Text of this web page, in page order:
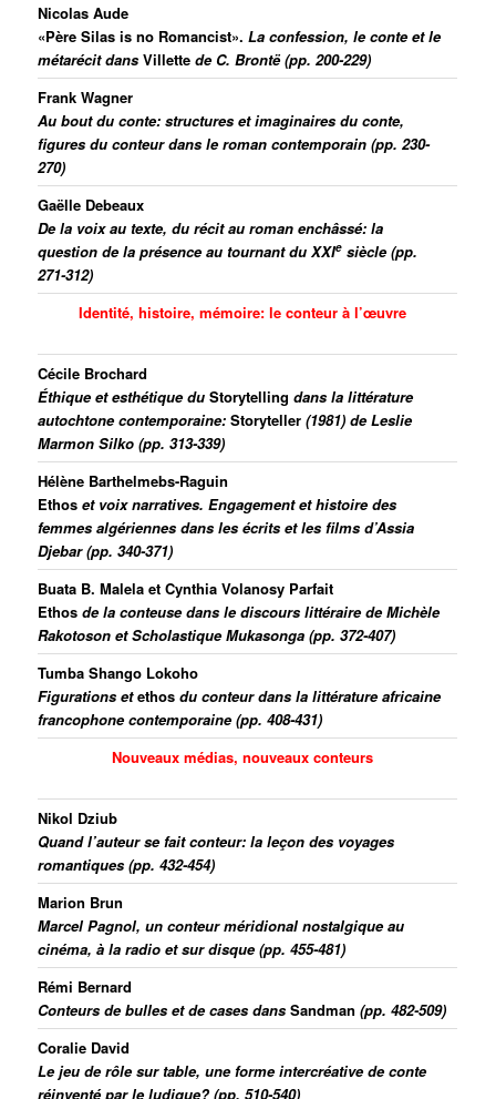
Nicolas Aude
«Père Silas is no Romancist».La confession, le conte et le
métarécit dans Villettede C. Brontë (pp. 200-229)
Frank Wagner
Au bout du conte: structures et imaginaires du conte,
figures du conteur dans le roman contemporain (pp. 230-
270)
Gaëlle Debeaux
De la voix au texte, du récit au roman enchâssé: la
question de la présence au tournant du XXIe siècle (pp.
271-312)
Identité, histoire, mémoire: le conteur à l’œuvre
Cécile Brochard
Éthique et esthétique du Storytelling dans la littérature
autochtone contemporaine: Storyteller(1981) de Leslie
Marmon Silko (pp. 313-339)
Hélène Barthelmebs-Raguin
Ethoset voix narratives. Engagement et histoire des
femmes algériennes dans les écrits et les films d’Assia
Djebar (pp. 340-371)
Buata B. Malela etCynthia Volanosy Parfait
Ethos de la conteuse dans le discours littéraire de Michèle
Rakotoson et Scholastique Mukasonga (pp. 372-407)
Tumba Shango Lokoho
Figurations etethos du conteur dans la littérature africaine
francophone contemporaine (pp. 408-431)
Nouveaux médias, nouveaux conteurs
Nikol Dziub
Quand l’auteur se fait conteur: la leçon des voyages
romantiques (pp. 432-454)
Marion Brun
Marcel Pagnol, un conteur méridional nostalgique au
cinéma, à la radio et sur disque (pp. 455-481)
Rémi Bernard
Conteurs de bulles et de cases dansSandman(pp. 482-509)
Coralie David
Le jeu de rôle sur table, une forme intercréative de conte
réinventé par le ludique? (pp. 510-540)